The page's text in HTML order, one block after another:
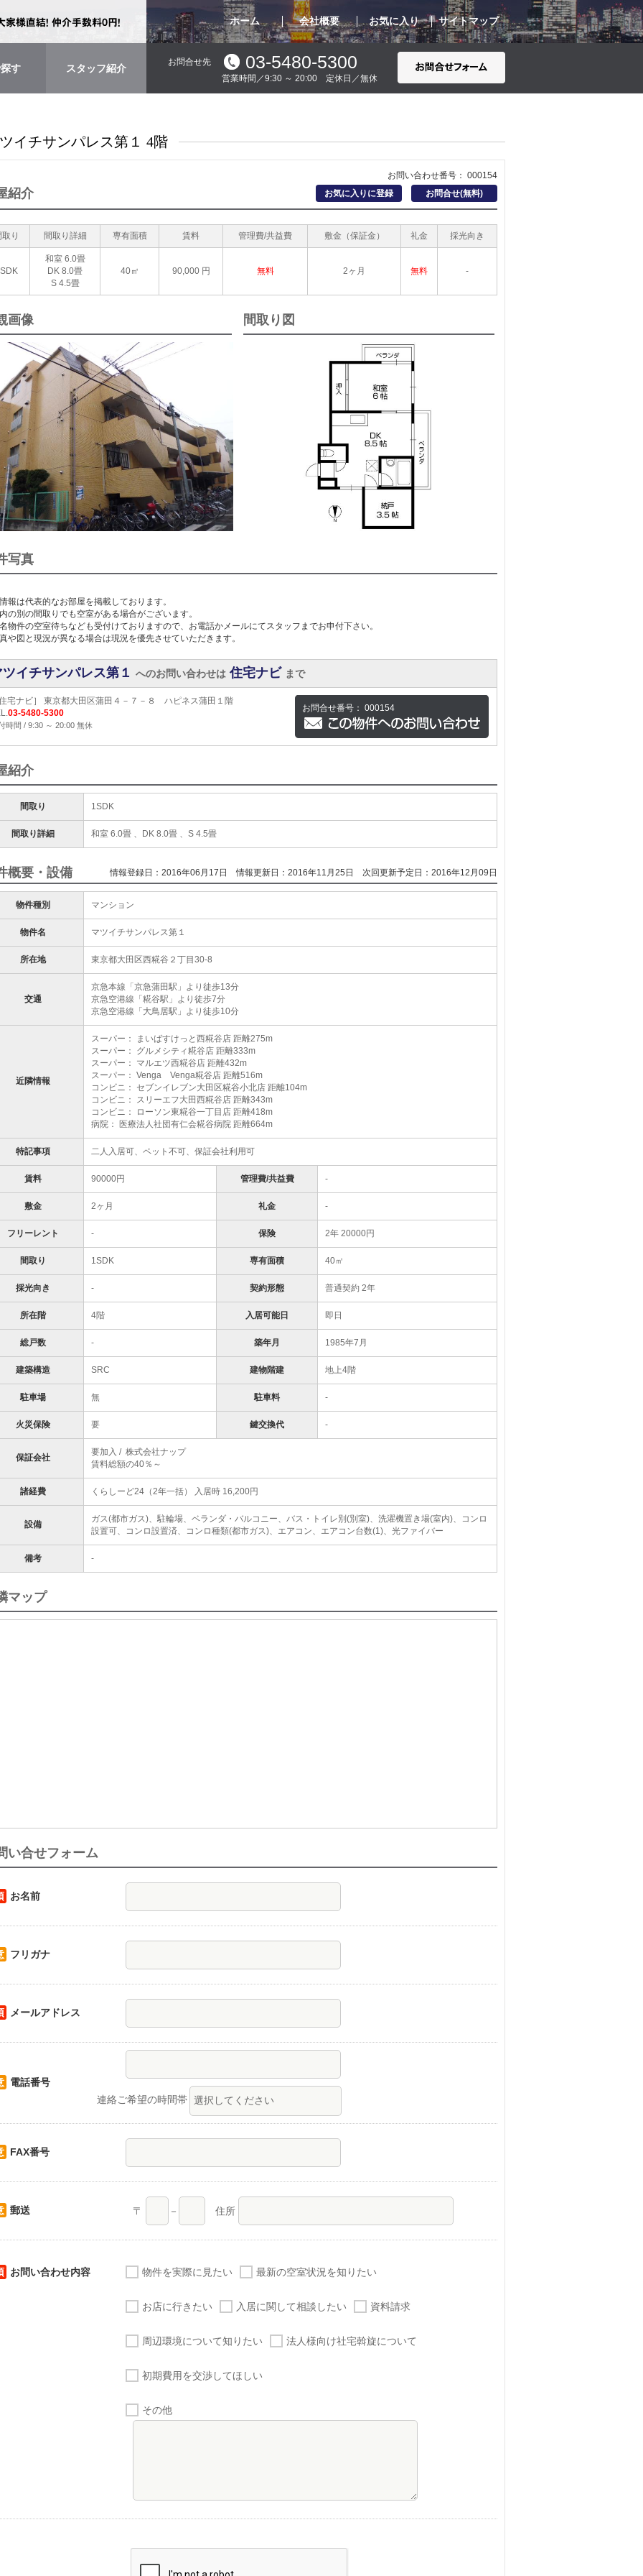
ホーム 会社概要 お気に入り サイトマップ
す スタッフ紹介
お問合せ先 03-5480-5300
営業時間／9:30 ～ 20:00 定休日／無休
イチサンパレス第１ 4階
お問い合わせ番号： 000154
紹介 お気に入りに登録 お問合せ(無料)
り 間取り詳細 専有面積 賃料 管理費/共益費 敷金（保証金） 礼金 採光向き
和室 6.0畳
DK 8.0畳
S 4.5畳
40㎡ 90,000 円 無料 2ヶ月 無料 -
画像 間取り図
写真
報は代表的なお部屋を掲載しております。
の別の間取りでも空室がある場合がございます。
物件の空室待ちなども受付けておりますので、お電話かメールにてスタッフまでお申付下さい。
や図と現況が異なる場合は現況を優先させていただきます。
ツイチサンパレス第１ へのお問い合わせは 住宅ナビ まで
宅ナビ］ 東京都大田区蒲田４－７－８ ハピネス蒲田１階
03-5480-5300
時間 / 9:30 ～ 20:00 無休
お問合せ番号： 000154
紹介
間取り 1SDK
間取り詳細 和室 6.0畳 、DK 8.0畳 、S 4.5畳
概要・設備 情報登録日：2016年06月17日 情報更新日：2016年11月25日 次回更新予定日：2016年12月09日
物件種別 マンション
物件名 マツイチサンパレス第１
所在地 東京都大田区西糀谷２丁目30-8
交通
京急本線「京急蒲田駅」より徒歩13分
京急空港線「糀谷駅」より徒歩7分
京急空港線「大鳥居駅」より徒歩10分
近隣情報
スーパー： まいばすけっと西糀谷店 距離275m
スーパー： グルメシティ糀谷店 距離333m
スーパー： マルエツ西糀谷店 距離432m
スーパー： Venga Venga糀谷店 距離516m
コンビニ： セブンイレブン大田区糀谷小北店 距離104m
コンビニ： スリーエフ大田西糀谷店 距離343m
コンビニ： ローソン東糀谷一丁目店 距離418m
病院： 医療法人社団有仁会糀谷病院 距離664m
特記事項 二人入居可、ペット不可、保証会社利用可
賃料 90000円 管理費/共益費 -
敷金 2ヶ月 礼金 -
フリーレント - 保険 2年 20000円
間取り 1SDK 専有面積 40㎡
採光向き - 契約形態 普通契約 2年
所在階 4階 入居可能日 即日
総戸数 - 築年月 1985年7月
建築構造 SRC 建物階建 地上4階
駐車場 無 駐車料 -
火災保険 要 鍵交換代 -
保証会社
要加入 / 株式会社ナップ
賃料総額の40％～
諸経費 くらしーど24（2年一括） 入居時 16,200円
設備
ガス(都市ガス)、駐輪場、ベランダ・バルコニー、バス・トイレ別(別室)、洗濯機置き場(室内)、コンロ
設置可、コンロ設置済、コンロ種類(都市ガス)、エアコン、エアコン台数(1)、光ファイバー
備考 -
マップ
い合せフォーム
お名前
フリガナ
メールアドレス
電話番号
連絡ご希望の時間帯
FAX番号
郵送 〒 － 住所
お問い合わせ内容 物件を実際に見たい 最新の空室状況を知りたい
お店に行きたい 入居に関して相談したい 資料請求
周辺環境について知りたい 法人様向け社宅斡旋について
初期費用を交渉してほしい
その他